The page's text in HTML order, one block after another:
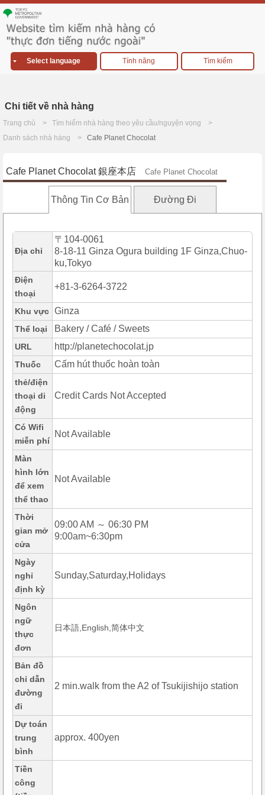
Select language Tính năng Tìm kiếm
Chi tiết về nhà hàng
Trang chủ
Tìm hiếm nhà hàng theo yêu cầu/nguyện vọng
Danh sách nhà hàng
Cafe Planet Chocolat
Cafe Planet Chocolat 銀座本店 Cafe Planet Chocolat
Thông Tin Cơ Bản Đường Đi
Địa chỉ
〒104-0061
8-18-11 Ginza Ogura building 1F Ginza,Chuo-
ku,Tokyo
Điện
thoại
+81-3-6264-3722
Khu vực Ginza
Thể loại Bakery / Café / Sweets
URL http://planetechocolat.jp
Thuốc Cấm hút thuốc hoàn toàn
thẻ/điện
thoại di
động
Credit Cards Not Accepted
Có Wifi
miễn phí
Not Available
Màn
hình lớn
để xem
thể thao
Not Available
Thời
gian mở
cửa
09:00 AM ～ 06:30 PM
9:00am~6:30pm
Ngày
nghỉ
định kỳ
Sunday,Saturday,Holidays
Ngôn
ngữ
thực
đơn
日本語,English,简体中文
Bản đồ
chỉ dẫn
đường
đi
2 min.walk from the A2 of Tsukijishijo station
Dự toán
trung
bình
approx. 400yen
Tiền
công